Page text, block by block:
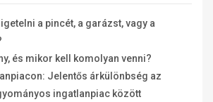
a pincét, a garázst, vagy a
és mikor kell komolyan venni?
Jelentős árkülönbség az
ingatlanpiac között